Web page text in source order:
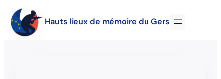
Hauts lieux de mémoire du Gers